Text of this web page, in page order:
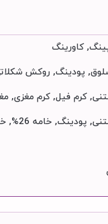
کاورینگ
پودینگ, روکش
کرم فیل, کرم مغزی,
خامه 30%, روکش شکلاتی, ژله, ژله براق کننده, فوندانت